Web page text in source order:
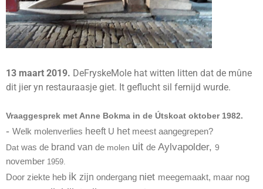
13 maart 2019. DeFryskeMole hat witten litten dat de mûne
dit jier yn restauraasje giet. It geflucht sil fernijd wurde.
Vraaggesprek met Anne Bokma in de Útskoat oktober 1982.
- Welk molenverlies heeft U het meest aangegrepen?
Dat was de brand van de molen uit de Aylvapolder, 9
november 1959.
Door ziekte heb ik zijn ondergang niet meegemaakt, maar nog